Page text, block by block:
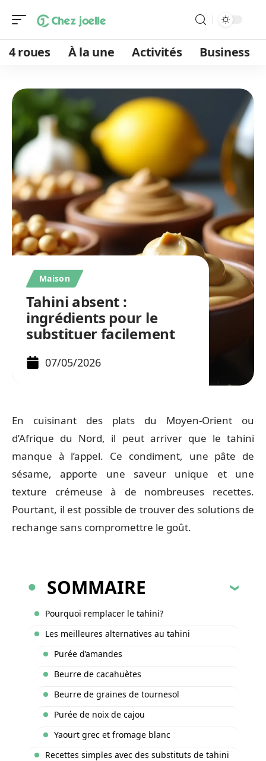
4 roues À la une Activités Business
Maison
Tahini absent :
ingrédients pour le
substituer facilement
07/05/2026
En cuisinant des plats du Moyen-Orient ou
d’Afrique du Nord, il peut arriver que le tahini
manque à l’appel. Ce condiment, une pâte de
sésame, apporte une saveur unique et une
texture crémeuse à de nombreuses recettes.
Pourtant, il est possible de trouver des solutions de
rechange sans compromettre le goût.
SOMMAIRE
Pourquoi remplacer le tahini?
Les meilleures alternatives au tahini
Purée d’amandes
Beurre de cacahuètes
Beurre de graines de tournesol
Purée de noix de cajou
Yaourt grec et fromage blanc
Recettes simples avec des substituts de tahini